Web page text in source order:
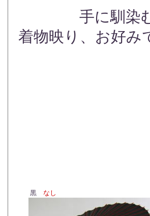
手に馴染む、
着物映り、お好み
黒 なし